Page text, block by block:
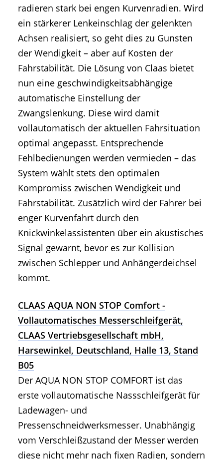
radieren stark bei engen Kurvenradien. Wird
ein stärkerer Lenkeinschlag der gelenkten
Achsen realisiert, so geht dies zu Gunsten
der Wendigkeit – aber auf Kosten der
Fahrstabilität. Die Lösung von Claas bietet
nun eine geschwindigkeitsabhängige
automatische Einstellung der
Zwangslenkung. Diese wird damit
vollautomatisch der aktuellen Fahrsituation
optimal angepasst. Entsprechende
Fehlbedienungen werden vermieden – das
System wählt stets den optimalen
Kompromiss zwischen Wendigkeit und
Fahrstabilität. Zusätzlich wird der Fahrer bei
enger Kurvenfahrt durch den
Knickwinkelassistenten über ein akustisches
Signal gewarnt, bevor es zur Kollision
zwischen Schlepper und Anhängerdeichsel
kommt.
CLAAS AQUA NON STOP Comfort -
Vollautomatisches Messerschleifgerät,
CLAAS Vertriebsgesellschaft mbH,
Harsewinkel, Deutschland, Halle 13, Stand
B05
Der AQUA NON STOP COMFORT ist das
erste vollautomatische Nassschleifgerät für
Ladewagen- und
Pressenschneidwerksmesser. Unabhängig
vom Verschleißzustand der Messer werden
diese nicht mehr nach fixen Radien, sondern